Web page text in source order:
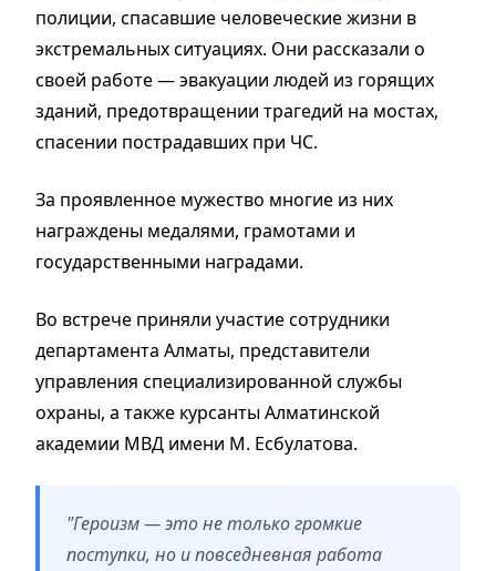
полиции, спасавшие человеческие жизни в
экстремальных ситуациях. Они рассказали о
своей работе — эвакуации людей из горящих
зданий, предотвращении трагедий на мостах,
спасении пострадавших при ЧС.
За проявленное мужество многие из них
награждены медалями, грамотами и
государственными наградами.
Во встрече приняли участие сотрудники
департамента Алматы, представители
управления специализированной службы
охраны, а также курсанты Алматинской
академии МВД имени М. Есбулатова.
"Героизм — это не только громкие
поступки, но и повседневная работа